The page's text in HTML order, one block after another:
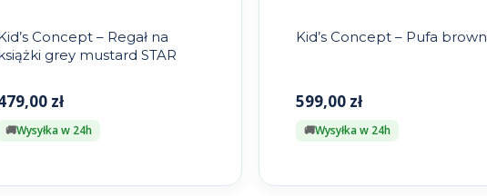
Concept – Regał na
grey mustard STAR
zł
Wysyłka w 24h
Kid’s Concept – Pufa brown
599,00 zł
Wysyłka w 24h